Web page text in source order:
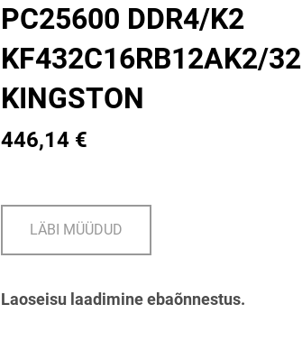
PC25600 DDR4/K2
KF432C16RB12AK2/32
KINGSTON
446,14 €
LÄBI MÜÜDUD
Laoseisu laadimine ebaõnnestus.